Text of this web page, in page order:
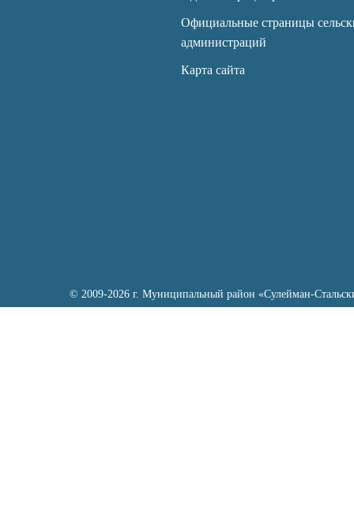
Официальные страницы
администраций
Карта сайта
© 2009-2026 г. Муниципальный район «Сулейман-